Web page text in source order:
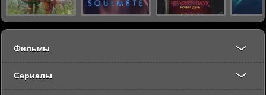
Фильмы
Сериалы